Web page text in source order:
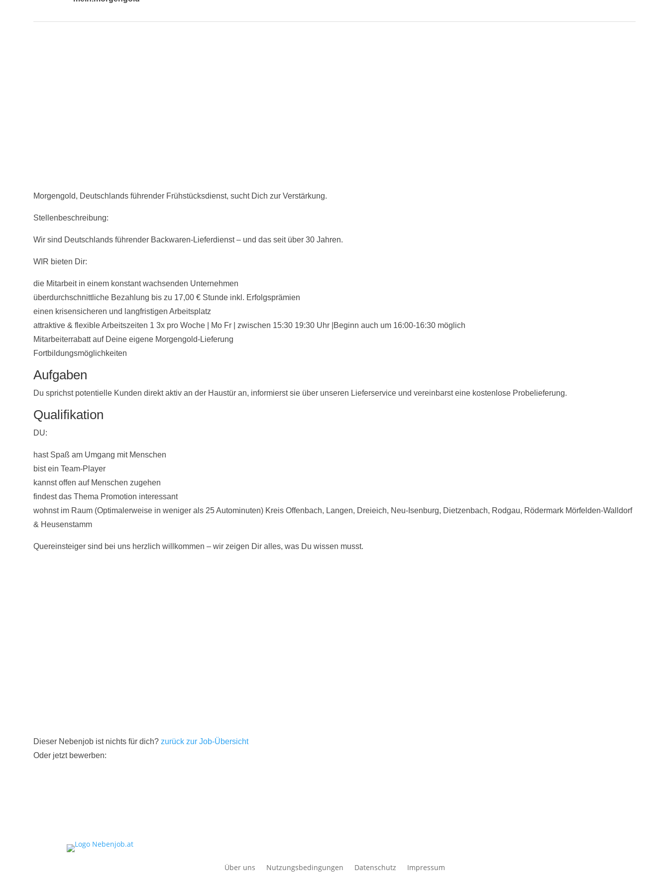
Morgengold, Deutschlands führender Frühstücksdienst, sucht Dich zur Verstärkung.
Stellenbeschreibung:
Wir sind Deutschlands führender Backwaren-Lieferdienst – und das seit über 30 Jahren.
WIR bieten Dir:
die Mitarbeit in einem konstant wachsenden Unternehmen
überdurchschnittliche Bezahlung bis zu 17,00 € Stunde inkl. Erfolgsprämien
einen krisensicheren und langfristigen Arbeitsplatz
attraktive & flexible Arbeitszeiten 1 3x pro Woche | Mo Fr | zwischen 15:30 19:30 Uhr |Beginn auch um 16:00-16:30 möglich
Mitarbeiterrabatt auf Deine eigene Morgengold-Lieferung
Fortbildungsmöglichkeiten
Aufgaben
Du sprichst potentielle Kunden direkt aktiv an der Haustür an, informierst sie über unseren Lieferservice und vereinbarst eine kostenlose Probelieferung.
Qualifikation
DU:
hast Spaß am Umgang mit Menschen
bist ein Team-Player
kannst offen auf Menschen zugehen
findest das Thema Promotion interessant
wohnst im Raum (Optimalerweise in weniger als 25 Autominuten) Kreis Offenbach, Langen, Dreieich, Neu-Isenburg, Dietzenbach, Rodgau, Rödermark Mörfelden-Walldorf
& Heusenstamm
Quereinsteiger sind bei uns herzlich willkommen – wir zeigen Dir alles, was Du wissen musst.
Dieser Nebenjob ist nichts für dich? zurück zur Job-Übersicht
Oder jetzt bewerben:
Über uns Nutzungsbedingungen Datenschutz Impressum